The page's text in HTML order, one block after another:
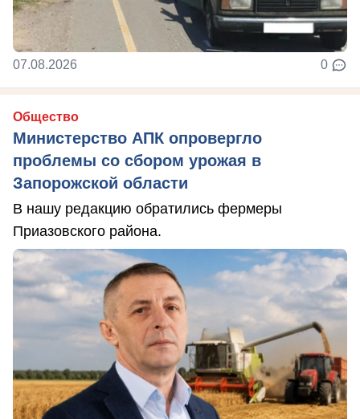
07.08.2026 0
Общество
Министерство АПК опровергло
проблемы со сбором урожая в
Запорожской области
В нашу редакцию обратились фермеры
Приазовского района.